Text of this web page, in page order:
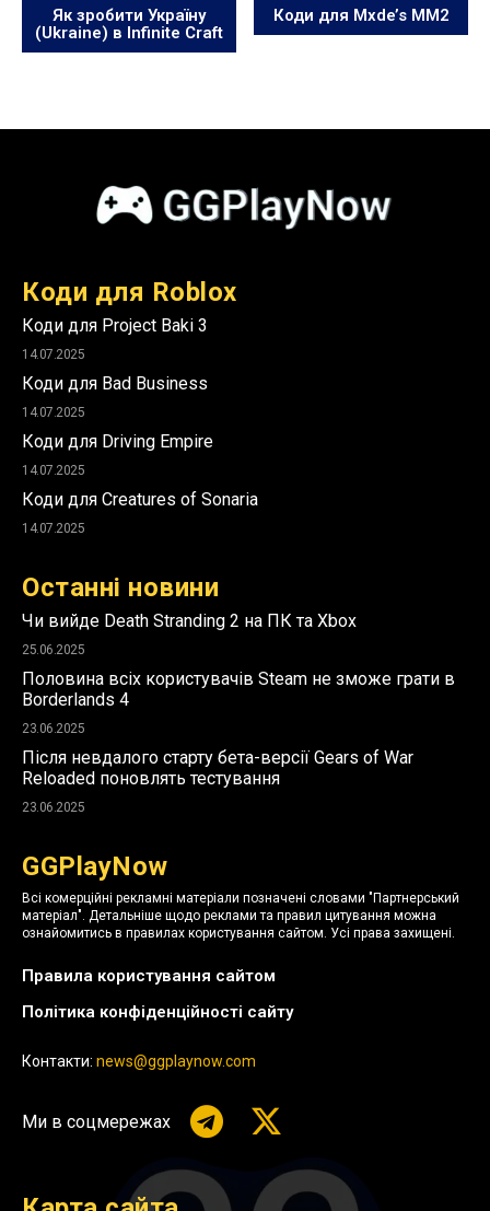
Як зробити Україну
(Ukraine) в Infinite Craft
Коди для Mxde’s MM2
Коди для Roblox
Коди для Project Baki 3
14.07.2025
Коди для Bad Business
14.07.2025
Коди для Driving Empire
14.07.2025
Коди для Creatures of Sonaria
14.07.2025
Останні новини
Чи вийде Death Stranding 2 на ПК та Xbox
25.06.2025
Половина всіх користувачів Steam не зможе грати в
Borderlands 4
23.06.2025
Після невдалого старту бета-версії Gears of War
Reloaded поновлять тестування
23.06.2025
GGPlayNow
Всі комерційні рекламні матеріали позначені словами "Партнерський
матеріал". Детальніше щодо реклами та правил цитування можна
ознайомитись в правилах користування сайтом. Усі права захищені.
Правила користування сайтом
Політика конфіденційності сайту
Контакти: news@ggplaynow.com
Ми в соцмережах